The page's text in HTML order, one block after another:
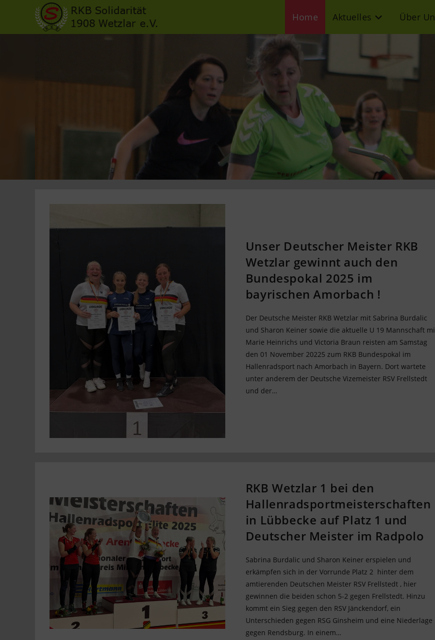
Home Aktuelles Über
Unser Deutscher Meister RKB
Wetzlar gewinnt auch den
Bundespokal 2025 im
bayrischen Amorbach !
Der Deutsche Meister RKB Wetzlar mit Sabrina Burdalic
und Sharon Keiner sowie die aktuelle U 19 Mannschaft
Marie Heinrichs und Victoria Braun reisten am Samstag
den 01 November 20225 zum RKB Bundespokal im
Hallenradsport nach Amorbach in Bayern. Dort wartete
unter anderem der Deutsche Vizemeister RSV Frellstedt
und der…
RKB Wetzlar 1 bei den
Hallenradsportmeisterschaften
in Lübbecke auf Platz 1 und
Deutscher Meister im Radpolo
Sabrina Burdalic und Sharon Keiner erspielen und
erkämpfen sich in der Vorrunde Platz 2 hinter dem
amtierenden Deutschen Meister RSV Frellstedt , hier
gewinnen die beiden schon 5-2 gegen Frellstedt. Hinzu
kommt ein Sieg gegen den RSV Jänckendorf, ein
Unterschieden gegen RSG Ginsheim und eine Niederlage
gegen Rendsburg. In einem…